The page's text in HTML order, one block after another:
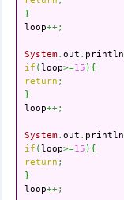
}
loop++;
System. out . println
if (loop>=15 ) {
return ;
}
loop++;
System. out . println
if (loop>=15 ) {
return ;
}
loop++;